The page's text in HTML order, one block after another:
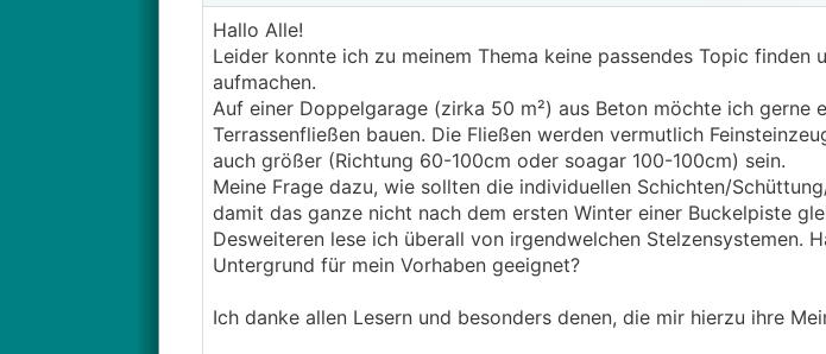
Hallo Alle!
Leider konnte ich zu meinem Thema keine passendes Topic finden
aufmachen.
Auf einer Doppelgarage (zirka 50 m²) aus Beton möchte ich gerne
Terrassenfließen bauen. Die Fließen werden vermutlich
auch größer (Richtung 60-100cm oder soagar 100-100cm) sein.
Meine Frage dazu, wie sollten die individuellen Schichten/
damit das ganze nicht nach dem ersten Winter einer Buckelpiste
Desweiteren lese ich überall von irgendwelchen Stelzensystemen.
Untergrund für mein Vorhaben geeignet?
Ich danke allen Lesern und besonders denen, die mir hierzu ihre